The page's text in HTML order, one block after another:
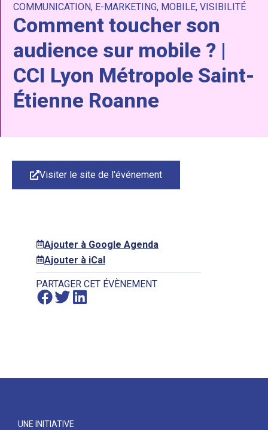
COMMUNICATION, E-MARKETING, MOBILE, VISIBILITÉ
Comment toucher son
audience sur mobile ? |
CCI Lyon Métropole Saint-
Étienne Roanne
Visiter le site de l'événement
Ajouter à Google Agenda
Ajouter à iCal
PARTAGER CET ÉVÈNEMENT
UNE INITIATIVE